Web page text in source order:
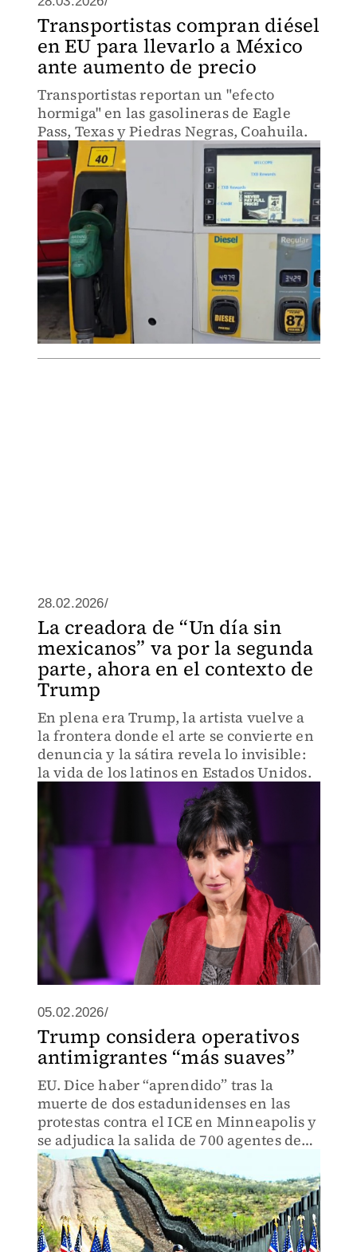
Transportistas compran diésel
en EU para llevarlo a México
ante aumento de precio
Transportistas reportan un "efecto
hormiga" en las gasolineras de Eagle
Pass, Texas y Piedras Negras, Coahuila.
28.02.2026/
La creadora de “Un día sin
mexicanos” va por la segunda
parte, ahora en el contexto de
Trump
En plena era Trump, la artista vuelve a
la frontera donde el arte se convierte en
denuncia y la sátira revela lo invisible:
la vida de los latinos en Estados Unidos.
05.02.2026/
Trump considera operativos
antimigrantes “más suaves”
EU. Dice haber “aprendido” tras la
muerte de dos estadunidenses en las
protestas contra el ICE en Minneapolis y
se adjudica la salida de 700 agentes de
esa ciudad